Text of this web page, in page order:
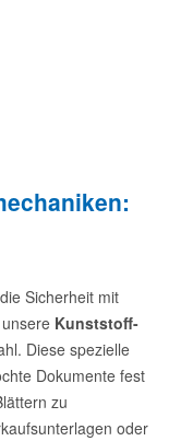
Sicherheit mit
Kunststoff-
Diese spezielle
Dokumente fest
zu
oder